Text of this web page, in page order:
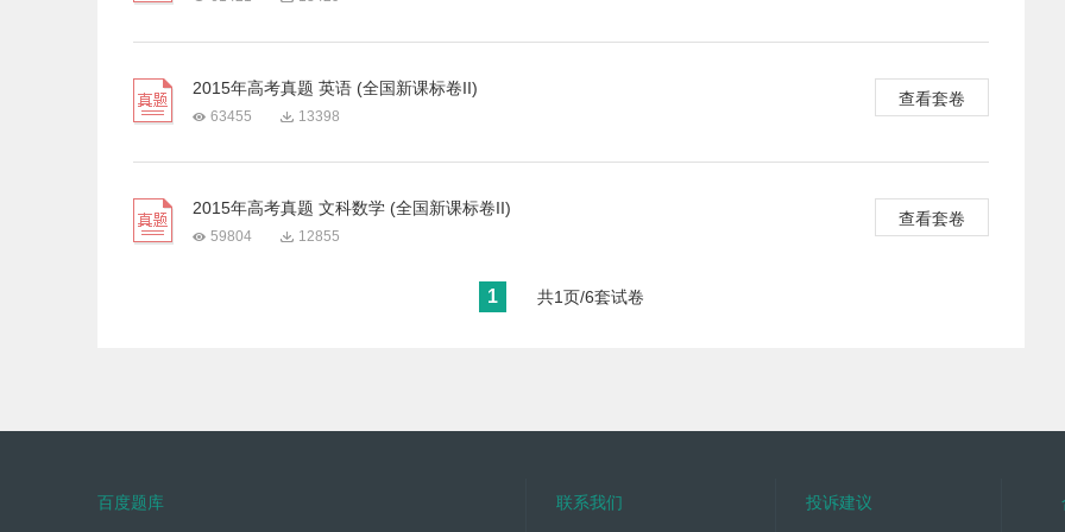
2015年高考真题 英语 (全国新课标卷II)
63455 13398
查看套卷
2015年高考真题 文科数学 (全国新课标卷II)
59804 12855
查看套卷
1 共1页/6套试卷
百度题库
联系我们
投诉建议